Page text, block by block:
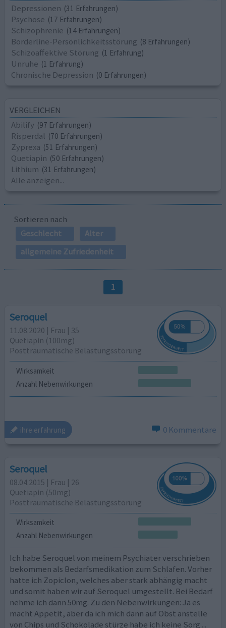
Depressionen (31 Erfahrungen)
Psychose (17 Erfahrungen)
Schizophrenie (14 Erfahrungen)
Borderline-Persönlichkeitsstörung (8 Erfahrungen)
Schizoaffektive Störung (1 Erfahrung)
Unruhe (1 Erfahrung)
Chronische Depression (0 Erfahrungen)
VERGLEICHEN
Abilify (97 Erfahrungen)
Risperdal (70 Erfahrungen)
Zyprexa (51 Erfahrungen)
Quetiapin (50 Erfahrungen)
Lithium (31 Erfahrungen)
Alle anzeigen...
Sortieren nach
Geschlecht
Alter
allgemeine Zufriedenheit
1
Seroquel
11.08.2020 | Frau | 35
Quetiapin (100mg)
Posttraumatische Belastungsstörung
Wirksamkeit
Anzahl Nebenwirkungen
ihre erfahrung 0 Kommentare
Seroquel
08.04.2015 | Frau | 26
Quetiapin (50mg)
Posttraumatische Belastungsstörung
Wirksamkeit
Anzahl Nebenwirkungen
Ich habe Seroquel von meinem Psychiater verschrieben
bekommen als Bedarfsmedikation zum Schlafen. Vorher
hatte ich Zopiclon, welches aber stark abhängig macht
und somit haben wir auf Seroquel umgestellt. Bei Bedarf
nehme ich dann 50mg. Zu den Nebenwirkungen: Ja es
macht Appetit, aber da ich mich dann auf Obst anstelle
von Chips und Schokolade stürze habe ich keine Sorg ...